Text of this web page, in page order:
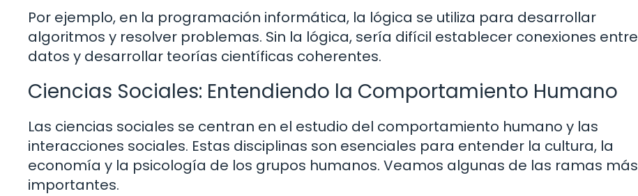
Por ejemplo, en la programación informática, la lógica se utiliza para desarrollar
algoritmos y resolver problemas. Sin la lógica, sería difícil establecer conexiones entre
datos y desarrollar teorías científicas coherentes.
Ciencias Sociales: Entendiendo la Comportamiento Humano
Las ciencias sociales se centran en el estudio del comportamiento humano y las
interacciones sociales. Estas disciplinas son esenciales para entender la cultura, la
economía y la psicología de los grupos humanos. Veamos algunas de las ramas más
importantes.